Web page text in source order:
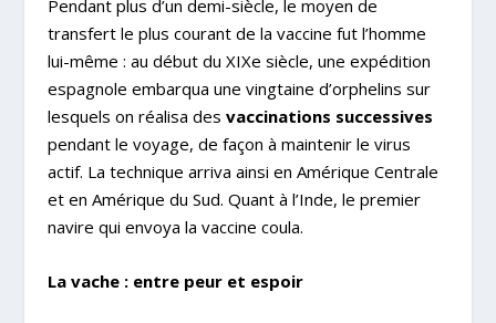
Pendant plus d’un demi-siècle, le moyen de
transfert le plus courant de la vaccine fut l’homme
lui-même : au début du XIXe siècle, une expédition
espagnole embarqua une vingtaine d’orphelins sur
lesquels on réalisa des vaccinations successives
pendant le voyage, de façon à maintenir le virus
actif. La technique arriva ainsi en Amérique Centrale
et en Amérique du Sud. Quant à l’Inde, le premier
navire qui envoya la vaccine coula.
La vache : entre peur et espoir